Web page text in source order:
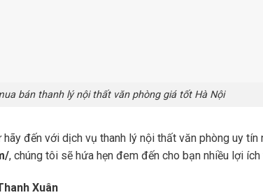
bán thanh lý nội thất văn phòng giá tốt Hà Nội
đến với dịch vụ thanh lý nội thất văn phòng uy
, chúng tôi sẽ hứa hẹn đem đến cho bạn nhiều lợi ích
Xuân